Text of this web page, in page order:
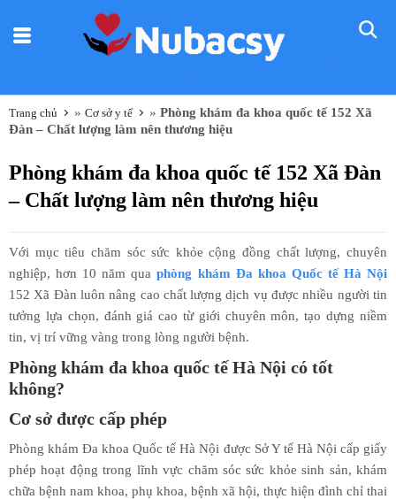
Trang chủ » Cơ sở y tế » Phòng khám đa khoa quốc tế 152 Xã
Đàn – Chất lượng làm nên thương hiệu
Phòng khám đa khoa quốc tế 152 Xã Đàn
– Chất lượng làm nên thương hiệu
Với mục tiêu chăm sóc sức khỏe cộng đồng chất lượng, chuyên
nghiệp, hơn 10 năm quaphòng khám Đa khoa Quốc tế Hà Nội
152 Xã Đàn luôn nâng cao chất lượng dịch vụ được nhiều người tin
tưởng lựa chọn, đánh giá cao từ giới chuyên môn, tạo dựng niềm
tin, vị trí vững vàng trong lòng người bệnh.
Phòng khám đa khoa quốc tế Hà Nội có tốt
không?
Cơ sở được cấp phép
Phòng khám Đa khoa Quốc tế Hà Nội được Sở Y tế Hà Nội cấp giấy
phép hoạt động trong lĩnh vực chăm sóc sức khỏe sinh sản, khám
chữa bệnh nam khoa, phụ khoa, bệnh xã hội, thực hiện đình chỉ thai